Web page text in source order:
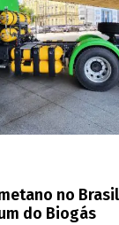
no
do Biogás